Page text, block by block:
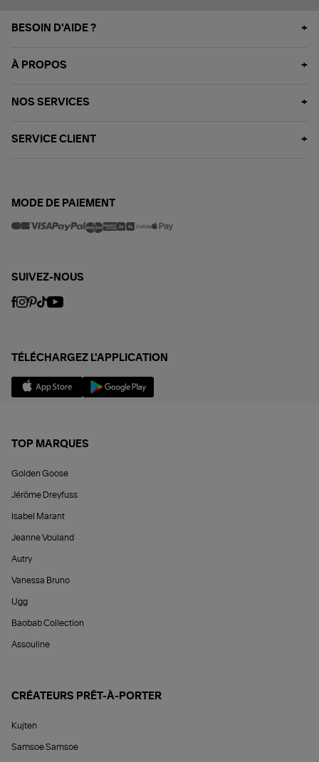
BESOIN D'AIDE ?
À PROPOS
NOS SERVICES
SERVICE CLIENT
MODE DE PAIEMENT
SUIVEZ-NOUS
TÉLÉCHARGEZ L'APPLICATION
TOP MARQUES
Golden Goose
Jérôme Dreyfuss
Isabel Marant
Jeanne Vouland
Autry
Vanessa Bruno
Ugg
Baobab Collection
Assouline
CRÉATEURS PRÊT-À-PORTER
Kujten
Samsoe Samsoe